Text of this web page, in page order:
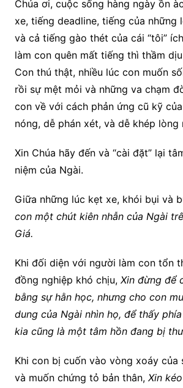
Chúa ơi, cuộc sống hàng ngày ồn
xe, tiếng deadline, tiếng của những
và cả tiếng gào thét của cái “tôi”
làm con quên mất tiếng thì thầm
Con thú thật, nhiều lúc con muốn
rồi sự mệt mỏi và những va chạm
con về với cách phản ứng cũ kỹ
nóng, dễ phán xét, và dễ khép lòng
Xin Chúa hãy đến và “cài đặt” lại
niệm của Ngài.
Giữa những lúc kẹt xe, khói bụi và
con một chút kiên nhẫn của Ngài
Giá.
Khi đối diện với người làm con tổn
đồng nghiệp khó chịu, Xin đừng để
bằng sự hằn học, nhưng cho con
dung của Ngài nhìn họ, để thấy
kia cũng là một tâm hồn đang bị
Khi con bị cuốn vào vòng xoáy của
và muốn chứng tỏ bản thân, Xin